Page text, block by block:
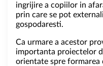
ingrijire a copiilor in
prin care se pot
gospodaresti.
Ca urmare a acestor
importanta proiectelor
orientate spre formarea